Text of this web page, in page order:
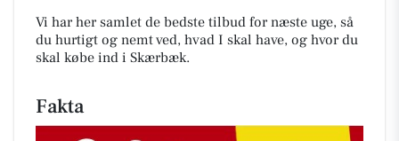
Vi har her samlet de bedste tilbud for næste uge, så
du hurtigt og nemt ved, hvad I skal have, og hvor du
skal købe ind i Skærbæk.
Fakta